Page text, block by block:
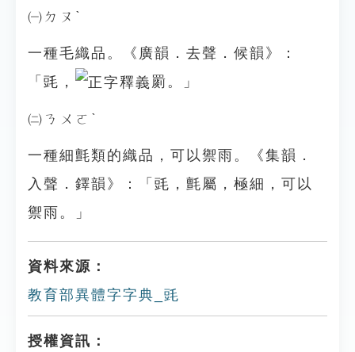
㈠ㄉㄡˋ
一種毛織品。《廣韻．去聲．候韻》：
「毭，
罽。」
㈡ㄋㄨㄛˋ
一種細氈類的織品，可以禦雨。《集韻．
入聲．鐸韻》：「毭，氈屬，極細，可以
禦雨。」
資料來源：
教育部異體字字典_毭
授權資訊：